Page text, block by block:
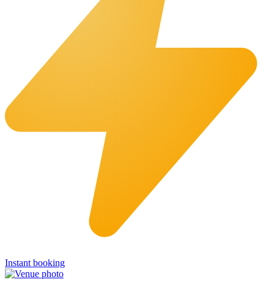
Instant booking